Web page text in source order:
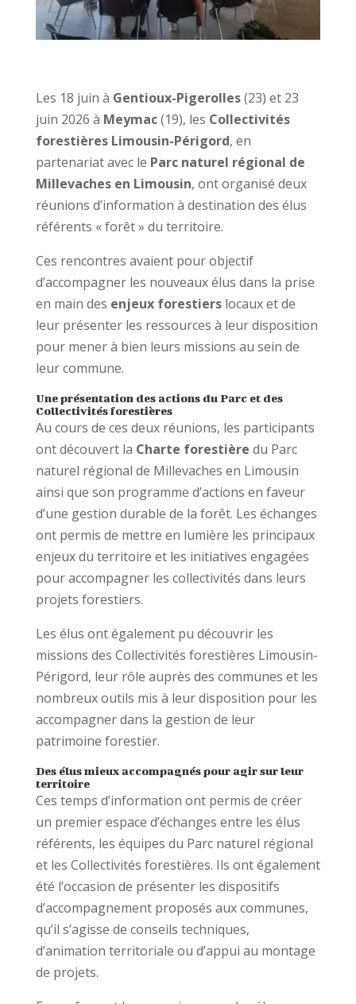
Les 18 juin à Gentioux-Pigerolles(23) et 23
juin 2026 à Meymac(19), les Collectivités
forestières Limousin-Périgord, en
partenariat avec le Parc naturel régional de
Millevaches en Limousin, ont organisé deux
réunions d’information à destination des élus
référents « forêt » du territoire.
Ces rencontres avaient pour objectif
d’accompagner les nouveaux élus dans la prise
en main des enjeux forestierslocaux et de
leur présenter les ressources à leur disposition
pour mener à bien leurs missions au sein de
leur commune.
Une présentation des actions du Parc et des
Collectivités forestières
Au cours de ces deux réunions, les participants
ont découvert la Charte forestière du Parc
naturel régional de Millevaches en Limousin
ainsi que son programme d’actions en faveur
d’une gestion durable de la forêt. Les échanges
ont permis de mettre en lumière les principaux
enjeux du territoire et les initiatives engagées
pour accompagner les collectivités dans leurs
projets forestiers.
Les élus ont également pu découvrir les
missions des Collectivités forestières Limousin-
Périgord, leur rôle auprès des communes et les
nombreux outils mis à leur disposition pour les
accompagner dans la gestion de leur
patrimoine forestier.
Des élus mieux accompagnés pour agir sur leur
territoire
Ces temps d’information ont permis de créer
un premier espace d’échanges entre les élus
référents, les équipes du Parc naturel régional
et les Collectivités forestières. Ils ont également
été l’occasion de présenter les dispositifs
d’accompagnement proposés aux communes,
qu’il s’agisse de conseils techniques,
d’animation territoriale ou d’appui au montage
de projets.